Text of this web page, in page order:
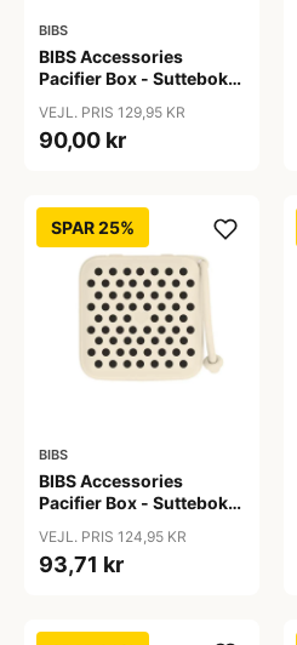
BIBS
BIBS Accessories
Pacifier Box - Sutteboks
Meadow/Ivory
VEJL. PRIS 129,95 KR
90,00 kr
SPAR 25%
BIBS
BIBS Accessories
Pacifier Box - Sutteboks
Ivory/Black
VEJL. PRIS 124,95 KR
93,71 kr